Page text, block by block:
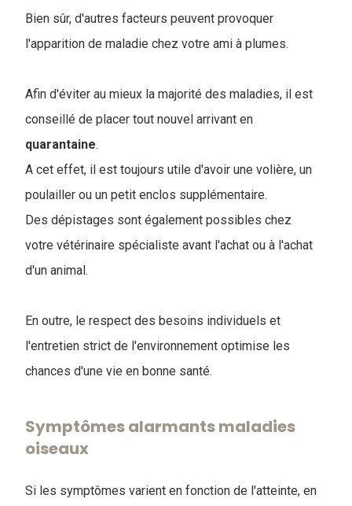
Bien sûr, d'autres facteurs peuvent provoquer
l'apparition de maladie chez votre ami à plumes.
Afin d'éviter au mieux la majorité des maladies, il est
conseillé de placer tout nouvel arrivant en
quarantaine.
A cet effet, il est toujours utile d'avoir une volière, un
poulailler ou un petit enclos supplémentaire.
Des dépistages sont également possibles chez
votre vétérinaire spécialiste avant l'achat ou à l'achat
d'un animal.
En outre, le respect des besoins individuels et
l'entretien strict de l'environnement optimise les
chances d'une vie en bonne santé.
Symptômes alarmants maladies
oiseaux
Si les symptômes varient en fonction de l'atteinte, en